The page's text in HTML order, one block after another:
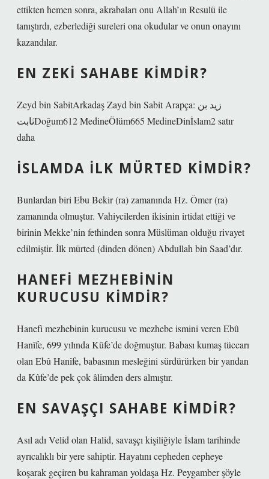
ettikten hemen sonra, akrabaları onu Allah’ın Resulü ile
tanıştırdı, ezberlediği sureleri ona okudular ve onun onayını
kazandılar.
EN ZEKI SAHABE KIMDIR?
Zeyd bin SabitArkadaş Zayd bin Sabit Arapça: زيد بن
ثابتDoğum612 MedineÖlüm665 MedineDinİslam2 satır
daha
İSLAMDA ILK MÜRTED KIMDIR?
Bunlardan biri Ebu Bekir (ra) zamanında Hz. Ömer (ra)
zamanında olmuştur. Vahiycilerden ikisinin irtidat ettiği ve
birinin Mekke’nin fethinden sonra Müslüman olduğu rivayet
edilmiştir. İlk mürted (dinden dönen) Abdullah bin Saad’dır.
HANEFI MEZHEBININ
KURUCUSU KIMDIR?
Hanefi mezhebinin kurucusu ve mezhebe ismini veren Ebû
Hanîfe, 699 yılında Kûfe’de doğmuştur. Babası kumaş tüccarı
olan Ebû Hanîfe, babasının mesleğini sürdürürken bir yandan
da Kûfe’de pek çok âlimden ders almıştır.
EN SAVAŞÇI SAHABE KIMDIR?
Asıl adı Velid olan Halid, savaşçı kişiliğiyle İslam tarihinde
ayrıcalıklı bir yere sahiptir. Hayatını cepheden cepheye
koşarak geçiren bu kahraman yoldaşa Hz. Peygamber şöyle